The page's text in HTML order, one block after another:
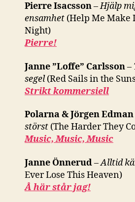
Pierre Isacsson–Hjälp
ensamhet (Help Me Make
Night)
Pierre!
Janne ”Loffe” Carlsson–
segel(Red Sails in the
Strikt kommersiell
Polarna & Jörgen Edman
störst (The Harder They
Music, Music, Music
Janne Önnerud–Alltid
Ever Lose This Heaven)
Å här står jag!